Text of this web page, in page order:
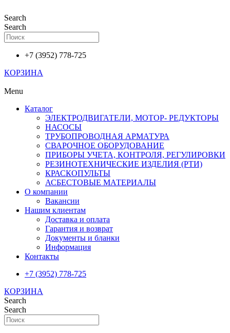
к
содержимому
Search
Search
+7 (3952) 778-725
КОРЗИНА
Menu
Каталог
ЭЛЕКТРОДВИГАТЕЛИ, МОТОР- РЕДУКТОРЫ
НАСОСЫ
ТРУБОПРОВОДНАЯ АРМАТУРА
СВАРОЧНОЕ ОБОРУДОВАНИЕ
ПРИБОРЫ УЧЕТА, КОНТРОЛЯ, РЕГУЛИРОВКИ
РЕЗИНОТЕХНИЧЕСКИЕ ИЗДЕЛИЯ (РТИ)
КРАСКОПУЛЬТЫ
АСБЕСТОВЫЕ МАТЕРИАЛЫ
О компании
Вакансии
Нашим клиентам
Доставка и оплата
Гарантия и возврат
Документы и бланки
Информация
Контакты
+7 (3952) 778-725
КОРЗИНА
Search
Search